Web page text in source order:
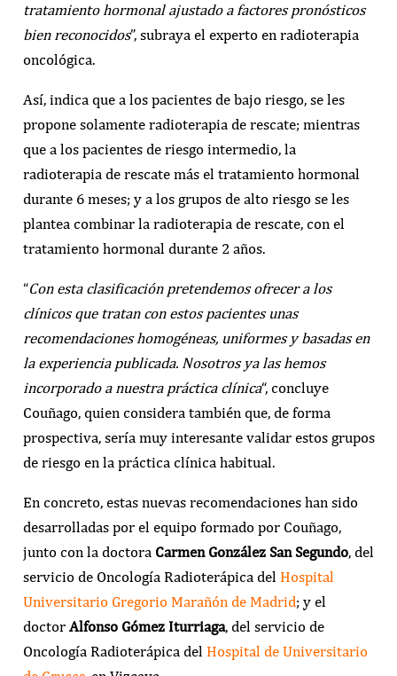
tratamiento hormonal ajustado a factores pronósticos
bien reconocidos”, subraya el experto en radioterapia
oncológica.
Así, indica que a los pacientes de bajo riesgo, se les
propone solamente radioterapia de rescate; mientras
que a los pacientes de riesgo intermedio, la
radioterapia de rescate más el tratamiento hormonal
durante 6 meses; y a los grupos de alto riesgo se les
plantea combinar la radioterapia de rescate, con el
tratamiento hormonal durante 2 años.
“Con esta clasificación pretendemos ofrecer a los
clínicos que tratan con estos pacientes unas
recomendaciones homogéneas, uniformes y basadas en
la experiencia publicada. Nosotros ya las hemos
incorporado a nuestra práctica clínica“, concluye
Couñago, quien considera también que, de forma
prospectiva, sería muy interesante validar estos grupos
de riesgo en la práctica clínica habitual.
En concreto, estas nuevas recomendaciones han sido
desarrolladas por el equipo formado por Couñago,
junto con la doctora Carmen González San Segundo, del
servicio de Oncología Radioterápica del Hospital
Universitario Gregorio Marañón de Madrid; y el
doctor Alfonso Gómez Iturriaga, del servicio de
Oncología Radioterápica del Hospital de Universitario